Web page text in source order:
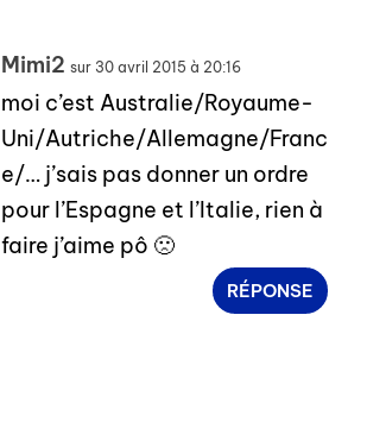
Mimi2 sur 30 avril 2015 à 20:16
moi c’est Australie/Royaume-
Uni/Autriche/Allemagne/Franc
e/… j’sais pas donner un ordre
pour l’Espagne et l’Italie, rien à
faire j’aime pô 🙁
RÉPONSE